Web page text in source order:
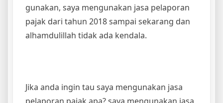
gunakan, saya mengunakan jasa pelaporan
pajak dari tahun 2018 sampai sekarang dan
alhamdulillah tidak ada kendala.
Jika anda ingin tau saya mengunakan jasa